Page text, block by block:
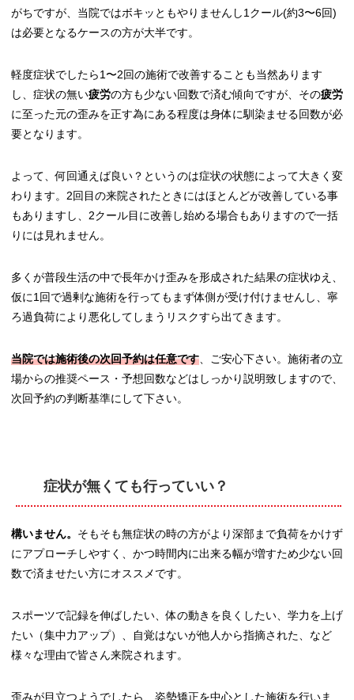
がちですが、当院ではボキッともやりませんし1クール(約3〜6回)
は必要となるケースの方が大半です。
軽度症状でしたら1〜2回の施術で改善することも当然あります
し、症状の無い疲労の方も少ない回数で済む傾向ですが、その疲労
に至った元の歪みを正す為にある程度は身体に馴染ませる回数が必
要となります。
よって、何回通えば良い？というのは症状の状態によって大きく変
わります。2回目の来院されたときにはほとんどが改善している事
もありますし、2クール目に改善し始める場合もありますので一括
りには見れません。
多くが普段生活の中で長年かけ歪みを形成された結果の症状ゆえ、
仮に1回で過剰な施術を行ってもまず体側が受け付けませんし、寧
ろ過負荷により悪化してしまうリスクすら出てきます。
当院では施術後の次回予約は任意です 、ご安心下さい。施術者の立
場からの推奨ペース・予想回数などはしっかり説明致しますので、
次回予約の判断基準にして下さい。
症状が無くても行っていい？
構いません。 そもそも無症状の時の方がより深部まで負荷をかけず
にアプローチしやすく、かつ時間内に出来る幅が増すため少ない回
数で済ませたい方にオススメです。
スポーツで記録を伸ばしたい、体の動きを良くしたい、学力を上げ
たい（集中力アップ）、自覚はないが他人から指摘された、など
様々な理由で皆さん来院されます。
歪みが目立つようでしたら、姿勢矯正を中心とした施術を行いま